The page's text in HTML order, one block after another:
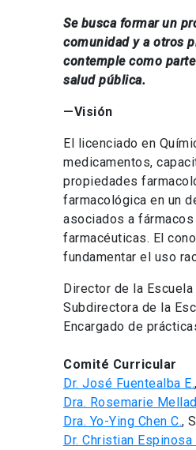
Se busca formar un
comunidad y a otros
contemple como
salud pública.
—Visión
El licenciado en
medicamentos,
propiedades
farmacológica en un
asociados a
farmacéuticas. El
fundamentar el uso
Director de la Escuela
Subdirectora de la
Encargado de
Comité Curricular
Dr. José Fuentealba E.
Dra. Rosemarie
Dra. Yo-Ying Chen C.,
Dr. Christian Espinosa